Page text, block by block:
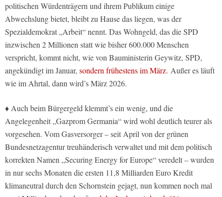
politischen Würdenträgern und ihrem Publikum einige
Abwechslung bietet, bleibt zu Hause das liegen, was der
Spezialdemokrat „Arbeit“ nennt. Das Wohngeld, das die SPD
inzwischen 2 Millionen statt wie bisher 600.000 Menschen
verspricht, kommt nicht, wie von Bauministerin Geywitz, SPD,
angekündigt im Januar, sondern frühestens im März. Außer es läuft
wie im Ahrtal, dann wird’s März 2026.
♦ Auch beim Bürgergeld klemmt’s ein wenig, und die
Angelegenheit „Gazprom Germania“ wird wohl deutlich teurer als
vorgesehen. Vom Gasversorger – seit April von der grünen
Bundesnetzagentur treuhänderisch verwaltet und mit dem politisch
korrekten Namen „Securing Energy for Europe“ veredelt – wurden
in nur sechs Monaten die ersten 11,8 Milliarden Euro Kredit
klimaneutral durch den Schornstein gejagt, nun kommen noch mal